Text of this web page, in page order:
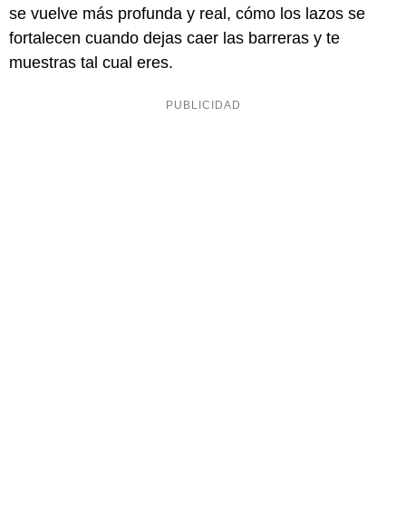
se vuelve más profunda y real, cómo los lazos se
fortalecen cuando dejas caer las barreras y te
muestras tal cual eres.